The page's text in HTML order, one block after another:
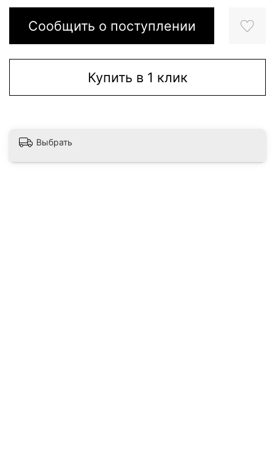
Сообщить о поступлении
Купить в 1 клик
Выбрать